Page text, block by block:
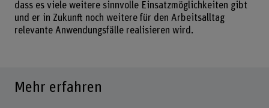
dass es viele weitere sinnvolle Einsatzmöglichkeiten gibt
und er in Zukunft noch weitere für den Arbeitsalltag
relevante Anwendungsfälle realisieren wird.
Mehr erfahren